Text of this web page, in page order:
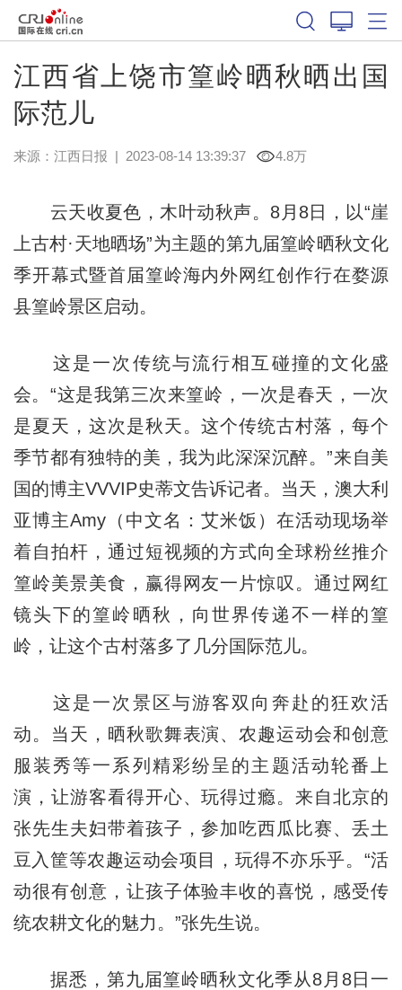
江西省上饶市篁岭晒秋晒出国
际范儿
来源： 江西日报 | 2023-08-14 13:39:37 4.8万
云天收夏色，木叶动秋声。8月8日，以“崖
上古村·天地晒场”为主题的第九届篁岭晒秋文化
季开幕式暨首届篁岭海内外网红创作行在婺源
县篁岭景区启动。
这是一次传统与流行相互碰撞的文化盛
会。“这是我第三次来篁岭，一次是春天，一次
是夏天，这次是秋天。这个传统古村落，每个
季节都有独特的美，我为此深深沉醉。”来自美
国的博主VVVIP史蒂文告诉记者。当天，澳大利
亚博主Amy（中文名：艾米饭）在活动现场举
着自拍杆，通过短视频的方式向全球粉丝推介
篁岭美景美食，赢得网友一片惊叹。通过网红
镜头下的篁岭晒秋，向世界传递不一样的篁
岭，让这个古村落多了几分国际范儿。
这是一次景区与游客双向奔赴的狂欢活
动。当天，晒秋歌舞表演、农趣运动会和创意
服装秀等一系列精彩纷呈的主题活动轮番上
演，让游客看得开心、玩得过瘾。来自北京的
张先生夫妇带着孩子，参加吃西瓜比赛、丢土
豆入筐等农趣运动会项目，玩得不亦乐乎。“活
动很有创意，让孩子体验丰收的喜悦，感受传
统农耕文化的魅力。”张先生说。
据悉，第九届篁岭晒秋文化季从8月8日一